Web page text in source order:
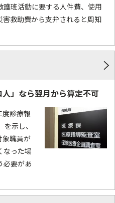
班活動に要する人件費、使用
害救助費から支弁されると周知
」なら翌月から算定不可
診療報
示し、
象職員が
なった場
必要があ